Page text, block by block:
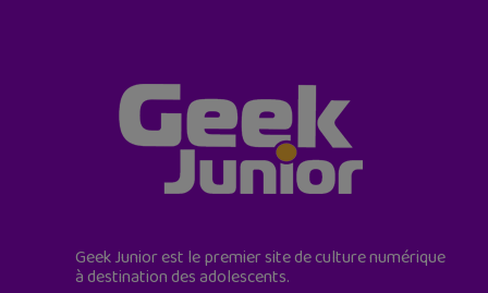
Geek Junior est le premier site de culture numérique
à destination des adolescents.